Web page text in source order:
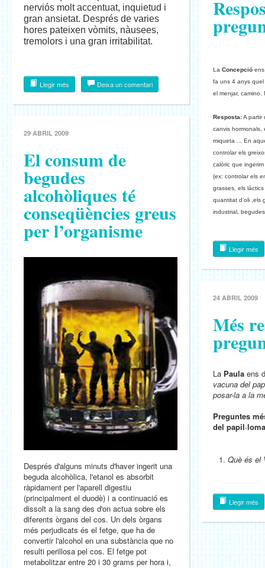
nerviós molt accentuat, inquietud i
gran ansietat. Després de varies
hores pateixen vòmits, nàusees,
tremolors i una gran irritabilitat.
Llegir més Deixa un comentari
29 ABRIL 2009
El consum de
begudes
alcohòliques té
conseqüències greus
per l’organisme
Després d'alguns minuts d'haver ingerit una
beguda alcohòlica, l'etanol es absorbit
ràpidament per l'aparell digestiu
(principalment el duodè) i a continuació es
dissolt a la sang des d'on actua sobre els
diferents òrgans del cos. Un dels òrgans
més perjudicats és el fetge, que ha de
convertir l'alcohol en una substància que no
resulti perillosa pel cos. El fetge pot
metabolitzar entre 20 i 30 grams per hora i,
La Concepció
fa uns 4 anys
el menjar, camino.
Resposta:A partir
canvis hormonals,
miqueta ... En
controlar els
calòric que ingerim
(ex: controlar els
grasses, els
quantitat d’oli ,els
industrial,
Llegir més
24 ABRIL 2009
Més
La Paula ens
vacuna del
posar-la a la
Preguntes
del
Què és el
Llegir més